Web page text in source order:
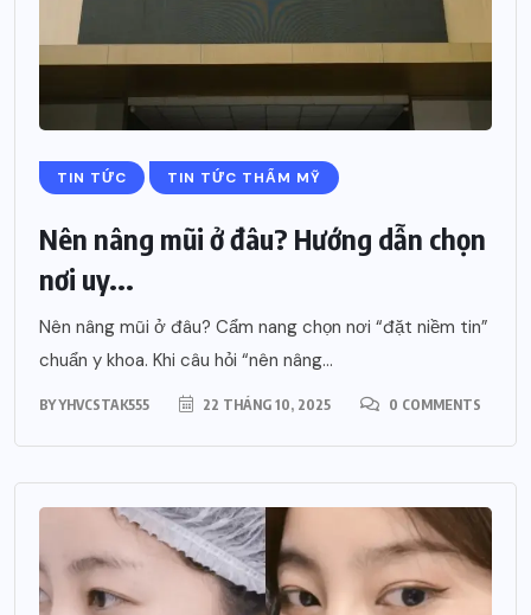
TIN TỨC TIN TỨC THẨM MỸ
Nên nâng mũi ở đâu? Hướng dẫn chọn
nơi uy...
Nên nâng mũi ở đâu? Cẩm nang chọn nơi “đặt niềm tin”
chuẩn y khoa. Khi câu hỏi “nên nâng...
BYYHVCSTAK555 22 THÁNG 10, 2025 0 COMMENTS